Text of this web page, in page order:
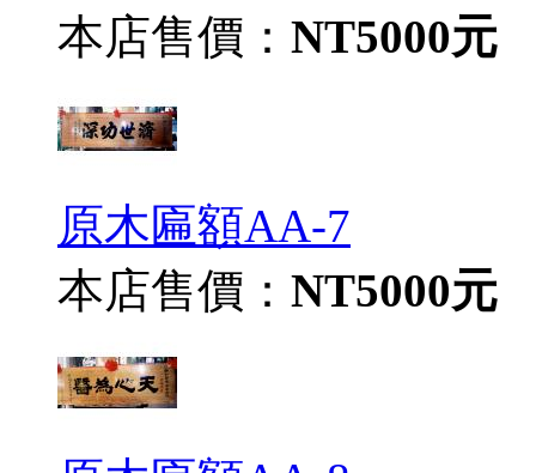
本店售價： NT5000元
原木匾額AA-7
本店售價： NT5000元